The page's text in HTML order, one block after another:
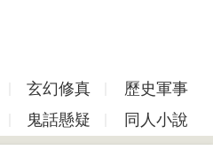
玄幻修真
歷史軍事
鬼話懸疑 同人小說